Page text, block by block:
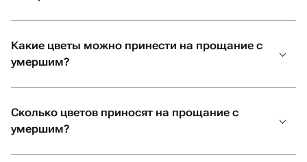
выбирать только четное число. Если же вы не хотите
запутаться в количестве, можно купить венок на
по невысоким ценам и с доставкой. Стоимость наших
букетов начинается от 40000 AMD, чтобы вы могли
Какие цветы можно принести на прощание с
умершим?
Сколько цветов приносят на прощание с
умершим?